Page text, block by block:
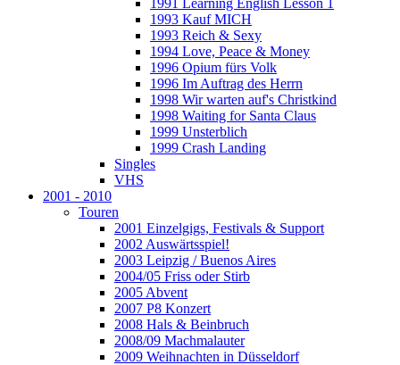
1993 Kauf MICH
1993 Reich & Sexy
1994 Love, Peace & Money
1996 Opium fürs Volk
1996 Im Auftrag des Herrn
1998 Wir warten auf's Christkind
1998 Waiting for Santa Claus
1999 Unsterblich
1999 Crash Landing
Singles
VHS
2001 - 2010
Touren
2001 Einzelgigs, Festivals & Support
2002 Auswärtsspiel!
2003 Leipzig / Buenos Aires
2004/05 Friss oder Stirb
2005 Abvent
2007 P8 Konzert
2008 Hals & Beinbruch
2008/09 Machmalauter
2009 Weihnachten in Düsseldorf